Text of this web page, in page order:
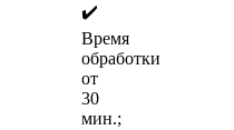
✔️
Время
обработки
от
30
мин.;